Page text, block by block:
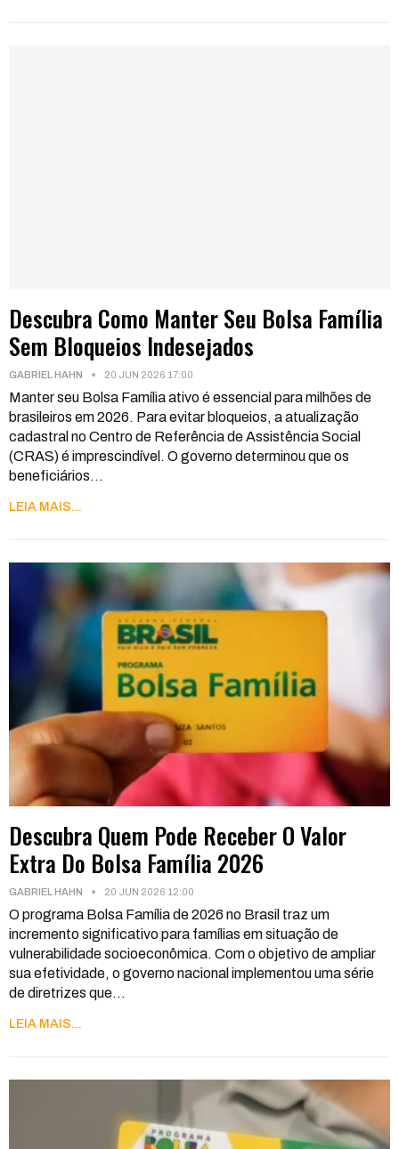
Descubra Como Manter Seu Bolsa Família
Sem Bloqueios Indesejados
GABRIEL HAHN 20 JUN 2026 17:00
Manter seu Bolsa Família ativo é essencial para milhões de
brasileiros em 2026. Para evitar bloqueios, a atualização
cadastral no Centro de Referência de Assistência Social
(CRAS) é imprescindível. O governo determinou que os
beneficiários…
LEIA MAIS...
Descubra Quem Pode Receber O Valor
Extra Do Bolsa Família 2026
GABRIEL HAHN 20 JUN 2026 12:00
O programa Bolsa Família de 2026 no Brasil traz um
incremento significativo para famílias em situação de
vulnerabilidade socioeconômica. Com o objetivo de ampliar
sua efetividade, o governo nacional implementou uma série
de diretrizes que…
LEIA MAIS...